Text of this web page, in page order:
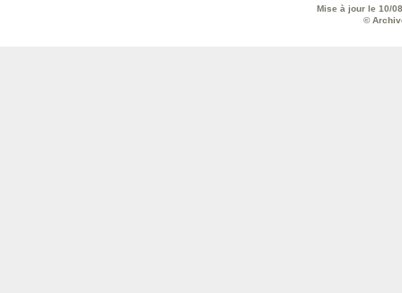
Mise à jour le 10/
©